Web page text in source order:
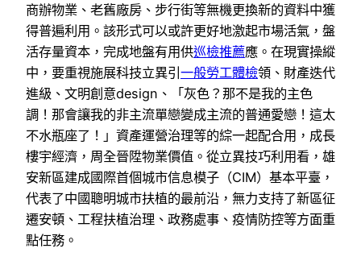
商辦物業、老舊廠房、步行街等無機更換新的資料中獲
得普遍利用。該形式可以或許更好地激起市場活氣，盤
活存量資本，完成地盤有用供巡檢推薦應。在現實操縱
中，要重視施展科技立異引一般勞工體檢領、財產迭代
進級、文明創意design、「灰色？那不是我的主色
調！那會讓我的非主流單戀變成主流的普通愛戀！這太
不水瓶座了！」資產運營治理等的綜一起配合用，成長
樓宇經濟，周全晉陞物業價值。從立異技巧利用看，雄
安新區建成國際首個城市信息模子（CIM）基本平臺，
代表了中國聰明城市扶植的最前沿，無力支持了新區征
遷安頓、工程扶植治理、政務處事、疫情防控等方面重
點任務。